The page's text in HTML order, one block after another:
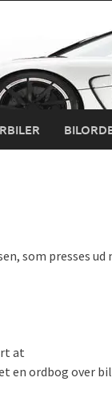
som presses ud
at
en ordbog over